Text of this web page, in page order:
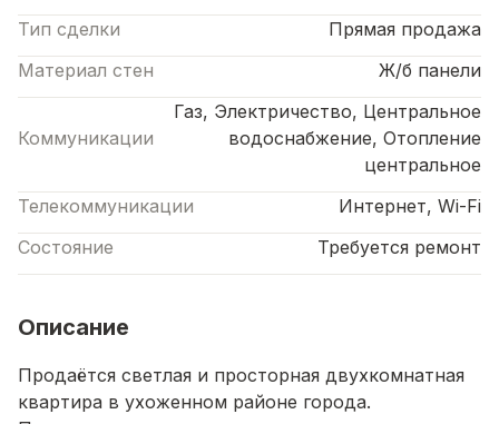
Тип сделки
Прямая продажа
Материал стен
Ж/б панели
Коммуникации
Газ, Электричество, Центральное
водоснабжение, Отопление
центральное
Телекоммуникации
Интернет, Wi-Fi
Состояние
Требуется ремонт
Описание
Продаётся светлая и просторная двухкомнатная
квартира в ухоженном районе города.